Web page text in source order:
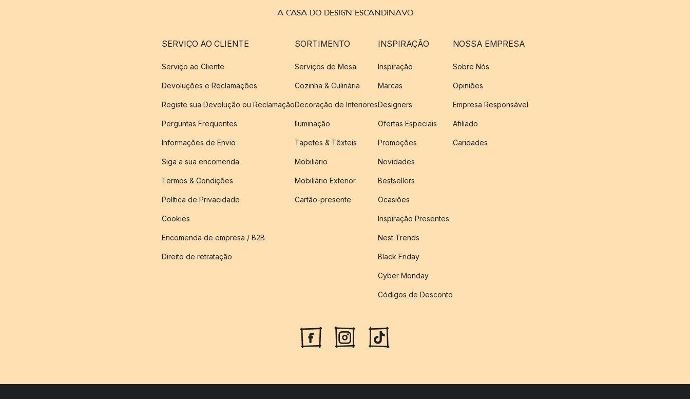
A CASA DO DESIGN ESCANDINAVO
SERVIÇO AO CLIENTE
Serviço ao Cliente
Devoluções e Reclamações
Registe sua Devolução ou Reclamação
Perguntas Frequentes
Informações de Envio
Siga a sua encomenda
Termos & Condições
Política de Privacidade
Cookies
Encomenda de empresa / B2B
Direito de retratação
SORTIMENTO
Serviços de Mesa
Cozinha & Culinária
Decoração de Interiores
Iluminação
Tapetes & Têxteis
Mobiliário
Mobiliário Exterior
Cartão-presente
INSPIRAÇÃO
Inspiração
Marcas
Designers
Ofertas Especiais
Promoções
Novidades
Bestsellers
Ocasiões
Inspiração Presentes
Nest Trends
Black Friday
Cyber Monday
Códigos de Desconto
NOSSA EMPRESA
Sobre Nós
Opiniões
Empresa Responsável
Afiliado
Caridades